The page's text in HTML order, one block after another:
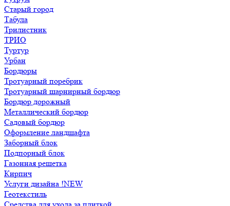
Старый город
Табула
Трилистник
ТРИО
Туртур
Урбан
Бордюры
Тротуарный поребрик
Тротуарный шарнирный бордюр
Бордюр дорожный
Металлический бордюр
Садовый бордюр
Оформление ландшафта
Заборный блок
Подпорный блок
Газонная решетка
Кирпич
Услуги дизайна !NEW
Геотекстиль